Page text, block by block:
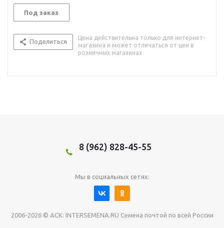
Под заказ
Поделиться
Цена действительна только для интернет-
магазина и может отличаться от цен в
розничных магазинах
8 (962) 828-45-55
Мы в социальных сетях:
2006-2026 © АСК: INTERSEMENA.RU Семена почтой по всей России